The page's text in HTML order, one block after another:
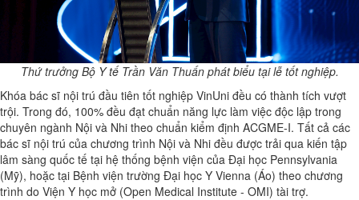
Thứ trưởng Bộ Y tế Trần Văn Thuấn phát biểu tại lễ tốt nghiệp.
Khóa bác sĩ nội trú đầu tiên tốt nghiệp VinUni đều có thành tích vượt
trội. Trong đó, 100% đều đạt chuẩn năng lực làm việc độc lập trong
chuyên ngành Nội và Nhi theo chuẩn kiểm định ACGME-I. Tất cả các
bác sĩ nội trú của chương trình Nội và Nhi đều được trải qua kiến tập
lâm sàng quốc tế tại hệ thống bệnh viện của Đại học Pennsylvania
(Mỹ), hoặc tại Bệnh viện trường Đại học Y Vienna (Áo) theo chương
trình do Viện Y học mở (Open Medical Institute - OMI) tài trợ.